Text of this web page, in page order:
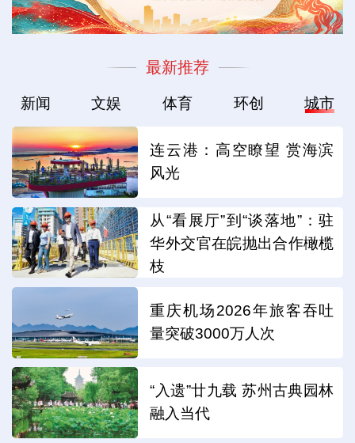
最新推荐
新闻 文娱 体育 环创 城市
连云港：高空瞭望 赏海滨
风光
从“看展厅”到“谈落地”：驻
华外交官在皖抛出合作橄榄
枝
重庆机场2026年旅客吞吐
量突破3000万人次
“入遗”廿九载 苏州古典园林
融入当代